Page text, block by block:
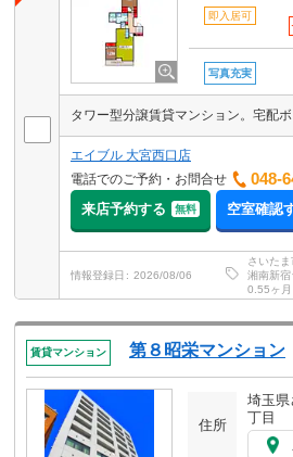
即入居可
写真充実
エイブル 大宮西口店
電話でのご予約・お問合せ
048-
来店予約する 無料 空室確認
情報登録日 2026/08/06
さいた
湘南新宿
0.55ヶ月
賃貸マンション 第８昭栄マンション
住所
埼玉県
丁目